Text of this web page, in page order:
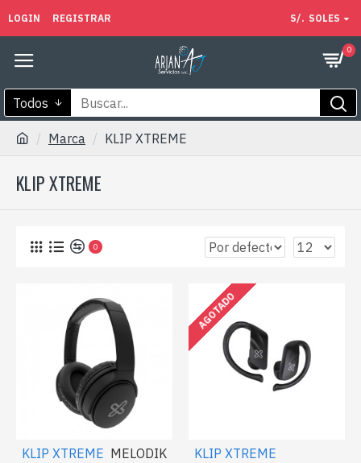
LOGIN REGISTRAR S/. SOLES
0
Todos
Marca KLIP XTREME
KLIP XTREME
0
KLIP XTREME MELODIK
AGOTADO
KLIP XTREME